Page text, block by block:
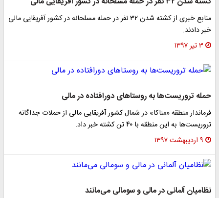
منابع خبری از کشته شدن ۳۲ نفر در حمله مسلحانه در کشور آفریقایی مالی
خبر دادند.
۳ تیر ۱۳۹۷
حمله تروریست‌ها به روستا‌های دورافتاده در مالی
فرماندار منطقه «مناکا» در شمال کشور آفریقایی مالی از حملات جداگانه
تروریست‌ها به این منطقه با ۴۰ تن کشته خبر داد.
۹ اردیبهشت ۱۳۹۷
نظامیان آلمانی در مالی و سومالی می‌مانند